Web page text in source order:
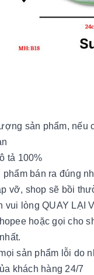
sản phẩm, nếu
tả 100%
bán ra đúng
vỡ, shop sẽ bồi
vui lòng QUAY LẠI
hoặc gọi cho
sản phẩm lỗi do
khách hàng 24/7